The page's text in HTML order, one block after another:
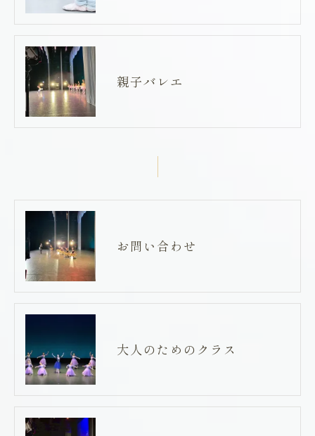
親子バレエ
お問い合わせ
大人のためのクラス